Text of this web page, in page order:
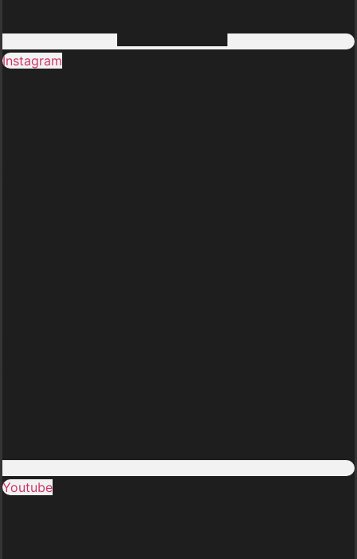
Instagram
Youtube